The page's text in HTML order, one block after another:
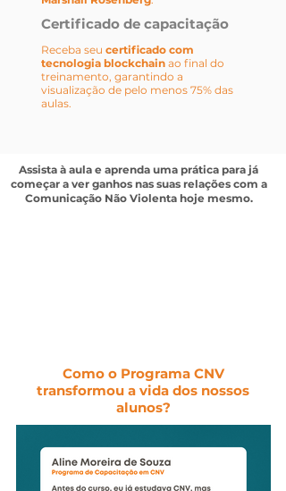
Certificado de capacitação
Receba seu certificado com
tecnologia blockchain ao final do
treinamento, garantindo a
visualização de pelo menos 75% das
aulas.
Assista à aula e aprenda uma prática para já
começar a ver ganhos nas suas relações com a
Comunicação Não Violenta hoje mesmo.
Como o Programa CNV
transformou a vida dos nossos
alunos?